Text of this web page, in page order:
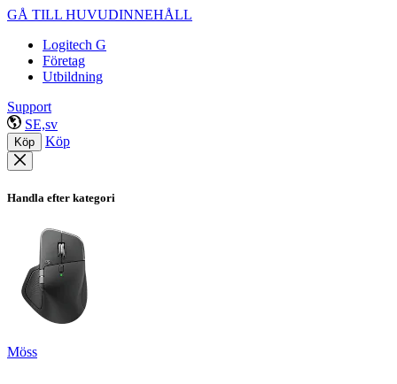
GÅ TILL HUVUDINNEHÅLL
Logitech G
Företag
Utbildning
Support
SE,sv
Köp Köp
Handla efter kategori
Möss